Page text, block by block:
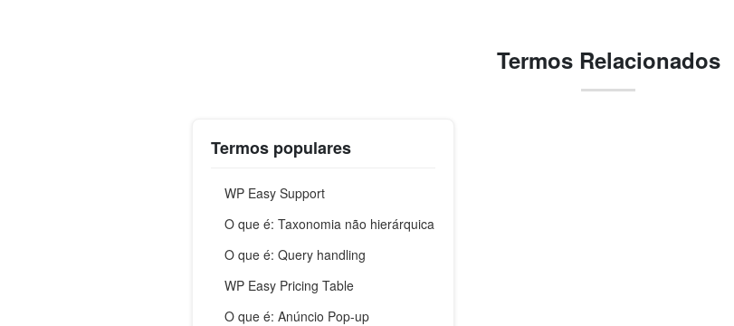
Termos Relacionados
Termos populares
WP Easy Support
O que é: Taxonomia não hierárquica
O que é: Query handling
WP Easy Pricing Table
O que é: Anúncio Pop-up